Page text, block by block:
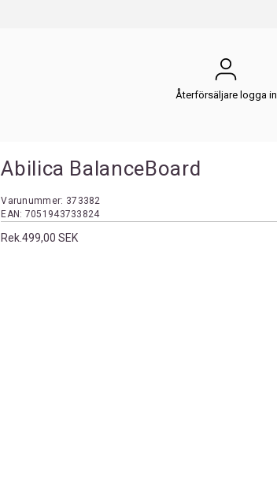
Återförsäljare logga in
Abilica BalanceBoard
Varunummer: 373382
EAN: 7051943733824
Rek.499,00 SEK